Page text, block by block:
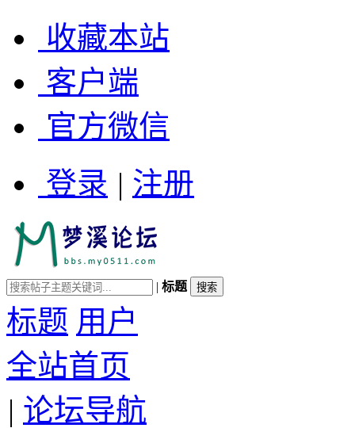
收藏本站
客户端
官方微信
登录 | 注册
| 标题
标题 用户
全站首页
| 论坛导航